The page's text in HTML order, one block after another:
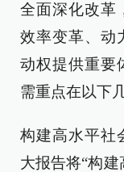
全面深化改革
效率变革、动
动权提供重要
需重点在以下
构建高水平社
大报告将“构